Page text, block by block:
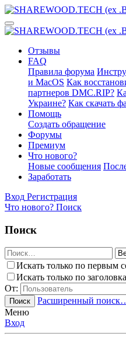
Отзывы
FAQ
Правила форума
и MacOS Как
партнеров DMC.RIP?
Украине? Как скачать
Помощь
Создать обращение
Форумы
Премиум
Что нового?
Новые сообщения
Заработать
Вход Регистрация
Что нового? Поиск
Поиск
Искать только по первым
Искать только по
От:
Поиск
Расширенный
Меню
Вход